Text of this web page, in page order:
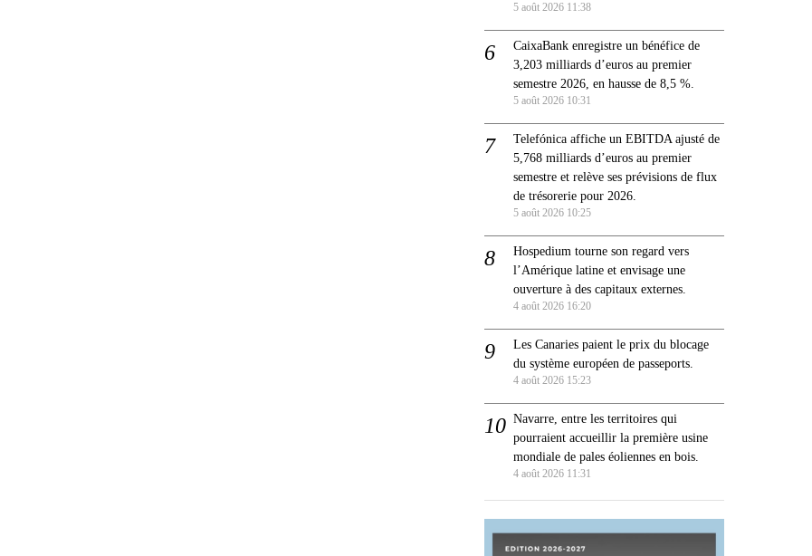
5 août 2026 11:38
CaixaBank enregistre un bénéfice de
3,203 milliards d’euros au premier
semestre 2026, en hausse de 8,5 %.
5 août 2026 10:31
Telefónica affiche un EBITDA ajusté de
5,768 milliards d’euros au premier
semestre et relève ses prévisions de flux
de trésorerie pour 2026.
5 août 2026 10:25
Hospedium tourne son regard vers
l’Amérique latine et envisage une
ouverture à des capitaux externes.
4 août 2026 16:20
Les Canaries paient le prix du blocage
du système européen de passeports.
4 août 2026 15:23
Navarre, entre les territoires qui
pourraient accueillir la première usine
mondiale de pales éoliennes en bois.
4 août 2026 11:31